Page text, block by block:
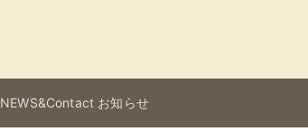
NEWS&Contact お知らせ